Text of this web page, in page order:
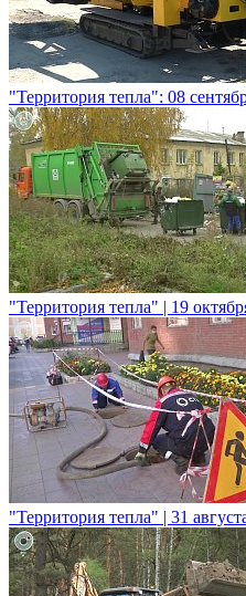
"Территория тепла": 08
"Территория тепла" | 19
"Территория тепла" | 31